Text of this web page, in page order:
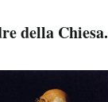
della Chiesa.